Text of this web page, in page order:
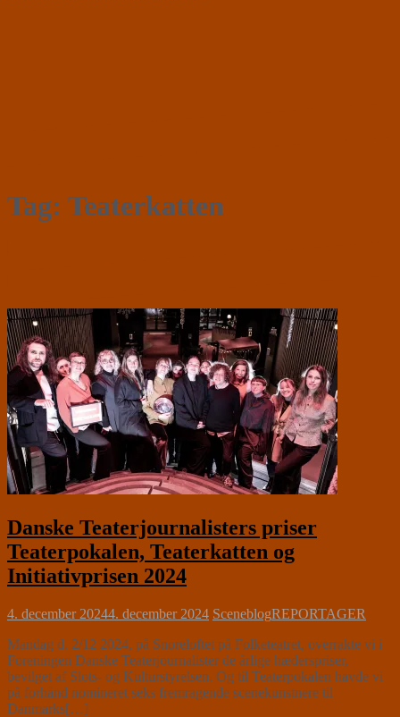
Tag: Teaterkatten
Danske Teaterjournalisters priser
Teaterpokalen, Teaterkatten og
Initiativprisen 2024
4. december 20244. december 2024 SceneblogREPORTAGER
Mandag d. 2/12 2024, på Snoreloftet på Folketeatret, overrakte vi i
Foreningen Danske Teaterjournalister de årlige hæderspriser,
bevilget af Slots- og Kulturstyrelsen. Og til Teaterpokalen havde vi
på forhånd nomineret seks fremragende scenekunstnere til
Danmarks[…]